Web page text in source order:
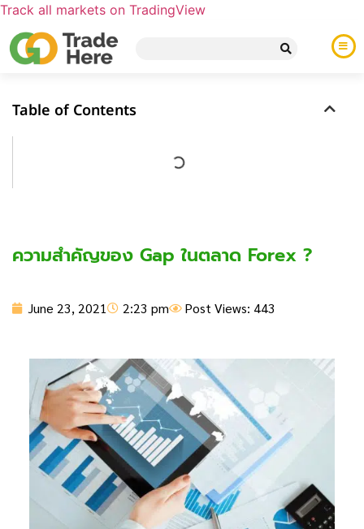
Track all markets on TradingView
Table of Contents
ความสำคัญของ Gap ในตลาด Forex ?
June 23, 2021 2:23 pm Post Views: 443